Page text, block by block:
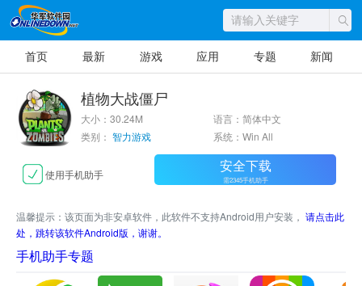
首页 最新 游戏 应用 专题 新闻
植物大战僵尸
大小：30.24M
语言：简体中文
类别： 智力游戏 系统：Win All
使用手机助手 安全下载
需2345手机助手
温馨提示：该页面为非安卓软件，此软件不支持Android用户安装， 请点击此
处，跳转该软件Android版，谢谢。
手机助手专题